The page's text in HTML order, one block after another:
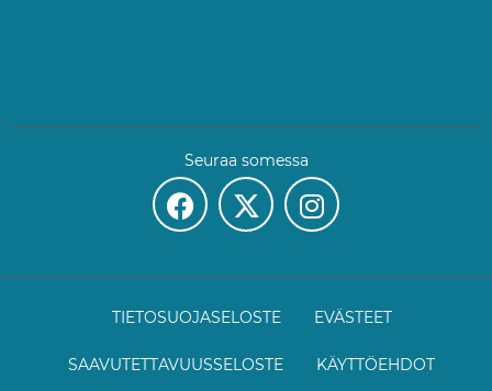
Seuraa somessa
TIETOSUOJASELOSTE EVÄSTEET
SAAVUTETTAVUUSSELOSTE KÄYTTÖEHDOT